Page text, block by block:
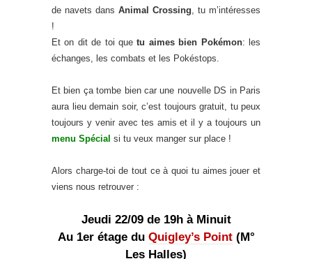
de navets dans Animal Crossing , tu m’intéresses
!
Et on dit de toi quetu aimes bien Pokémon: les
échanges, les combats et les Pokéstops.
Et bien ça tombe bien car une nouvelle DS in Paris
aura lieu demain soir, c’est toujours gratuit, tu peux
toujours y venir avec tes amis et il y a toujours un
menu Spécial si tu veux manger sur place !
Alors charge-toi de tout ce à quoi tu aimes jouer et
viens nous retrouver :
Jeudi 22/09 de 19h à Minuit
Au 1er étage du Quigley’s Point(M°
Les Halles)